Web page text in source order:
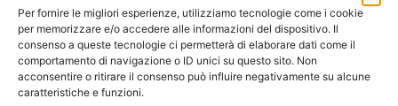
Per fornire le migliori esperienze, utilizziamo tecnologie come i cookie
per memorizzare e/o accedere alle informazioni del dispositivo. Il
consenso a queste tecnologie ci permetterà di elaborare dati come il
comportamento di navigazione o ID unici su questo sito. Non
acconsentire o ritirare il consenso può influire negativamente su alcune
caratteristiche e funzioni.
Roma
Rottamazione Gratuita FurgoniPorta Di
Roma
Rottamazione Gratuita Minicar